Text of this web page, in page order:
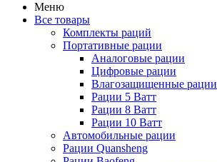
Меню
Все товары
Комплекты раций
Портативные рации
Аналоговые рации
Цифровые рации
Влагозащищенные рации
Рации 5 Ватт
Рации 8 Ватт
Рации 10 Ватт
Автомобильные рации
Рации Quansheng